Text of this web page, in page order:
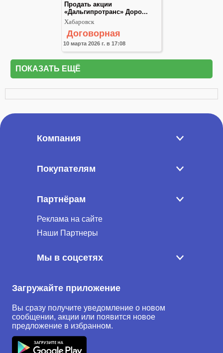
10 марта 2026 г. в 17:08
Продать акции
«Дальгипротранс» Доро...
Хабаровск
Договорная
ПОКАЗАТЬ ЕЩЁ
Компания
Покупателям
Партнёрам
Реклама на сайте
Наши Партнеры
Мы в соцсетях
Загружайте приложение
Вы сразу получите уведомление о новом
сообщении, акции или появится новое
предложение в избранном.